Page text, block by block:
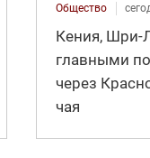
Общество
Кения, Шри-
главными
через
чая